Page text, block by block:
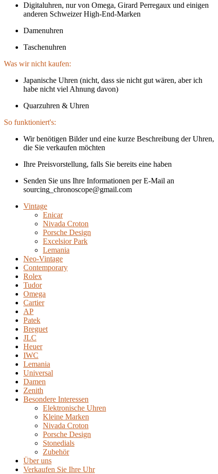
Digitaluhren, nur von Omega, Girard Perregaux und einigen
anderen Schweizer High-End-Marken
Damenuhren
Taschenuhren
Was wir nicht kaufen:
Japanische Uhren (nicht, dass sie nicht gut wären, aber ich
habe nicht viel Ahnung davon)
Quarzuhren & Uhren
So funktioniert's:
Wir benötigen Bilder und eine kurze Beschreibung der Uhren,
die Sie verkaufen möchten
Ihre Preisvorstellung, falls Sie bereits eine haben
Senden Sie uns Ihre Informationen per E-Mail an
sourcing_chronoscope@gmail.com
Vintage
Enicar
Nivada Croton
Porsche Design
Excelsior Park
Lemania
Neo-Vintage
Contemporary
Rolex
Tudor
Omega
Cartier
AP
Patek
Breguet
JLC
Heuer
IWC
Lemania
Universal
Damen
Zenith
Besondere Interessen
Elektronische Uhren
Kleine Marken
Nivada Croton
Porsche Design
Stonedials
Zubehör
Über uns
Verkaufen Sie Ihre Uhr